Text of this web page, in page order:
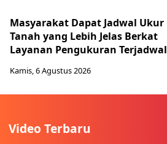
Masyarakat Dapat Jadwal Ukur
Tanah yang Lebih Jelas Berkat
Layanan Pengukuran Terjadwal
Kamis, 6 Agustus 2026
Video Terbaru